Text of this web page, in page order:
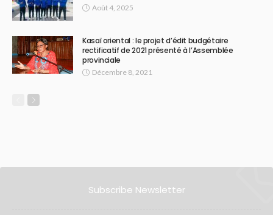
Août 4, 2025
Kasaï oriental : le projet d’édit budgétaire
rectificatif de 2021 présenté à l’Assemblée
provinciale
Décembre 8, 2021
Subscribe Newsletter